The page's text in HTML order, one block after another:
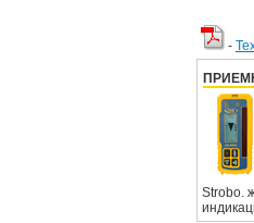
-
Strobo.